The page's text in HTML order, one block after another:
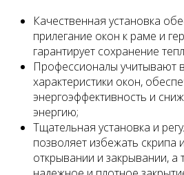
Качественная установка
прилегание окон к раме и
гарантирует сохранение
Профессионалы учитывают
характеристики окон,
энергоэффективность и
энергию;
Тщательная установка и
позволяет избежать скрипа
открывании и закрывании, а